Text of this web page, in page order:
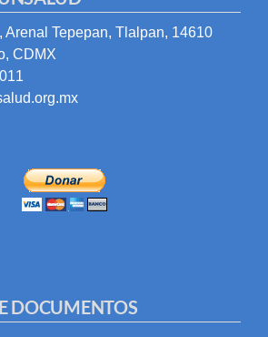
Arenal Tepepan, Tlalpan, 14610
CDMX
DOCUMENTOS